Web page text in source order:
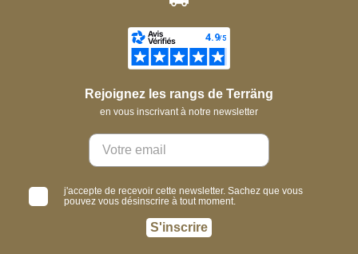
Rejoignez les rangs de Terräng
en vous inscrivant à notre newsletter
j'accepte de recevoir cette newsletter. Sachez que vous
pouvez vous désinscrire à tout moment.
S'inscrire